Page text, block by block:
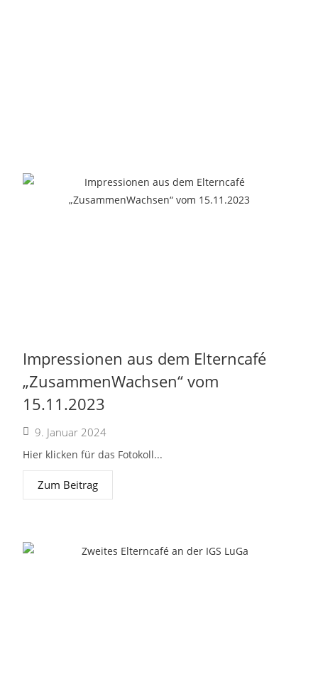
Impressionen aus dem Elterncafé
„ZusammenWachsen“ vom
15.11.2023
9. Januar 2024
Hier klicken für das Fotokoll...
Zum Beitrag